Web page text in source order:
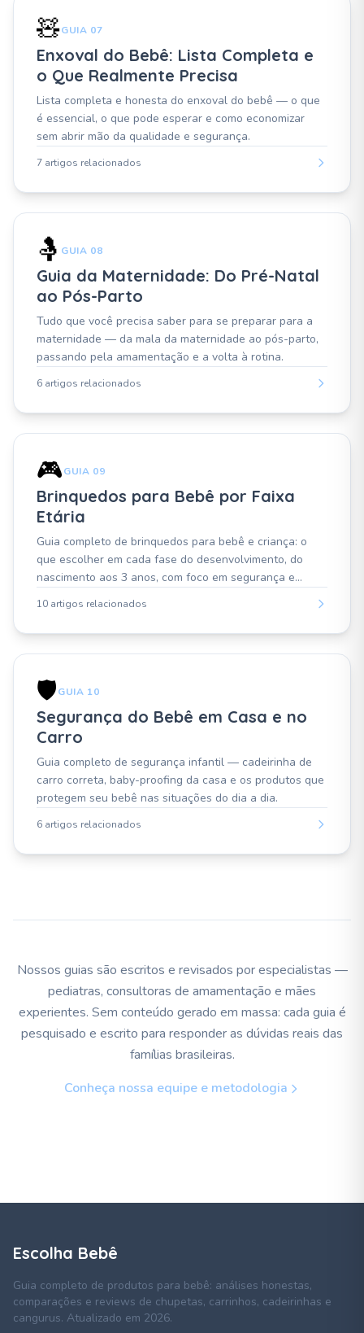
🧸GUIA 07
Enxoval do Bebê: Lista Completa e
o Que Realmente Precisa
Lista completa e honesta do enxoval do bebê — o que
é essencial, o que pode esperar e como economizar
sem abrir mão da qualidade e segurança.
7 artigos relacionados
🤱 GUIA 08
Guia da Maternidade: Do Pré-Natal
ao Pós-Parto
Tudo que você precisa saber para se preparar para a
maternidade — da mala da maternidade ao pós-parto,
passando pela amamentação e a volta à rotina.
6 artigos relacionados
🎮GUIA 09
Brinquedos para Bebê por Faixa
Etária
Guia completo de brinquedos para bebê e criança: o
que escolher em cada fase do desenvolvimento, do
nascimento aos 3 anos, com foco em segurança e
10 artigos relacionados
🛡️GUIA 10
Segurança do Bebê em Casa e no
Carro
Guia completo de segurança infantil — cadeirinha de
carro correta, baby-proofing da casa e os produtos que
protegem seu bebê nas situações do dia a dia.
6 artigos relacionados
Nossos guias são escritos e revisados por especialistas —
pediatras, consultoras de amamentação e mães
experientes. Sem conteúdo gerado em massa: cada guia é
pesquisado e escrito para responder as dúvidas reais das
famílias brasileiras.
Conheça nossa equipe e metodologia
Escolha Bebê
Guia completo de produtos para bebê: análises honestas,
comparações e reviews de chupetas, carrinhos, cadeirinhas e
cangurus. Atualizado em 2026.